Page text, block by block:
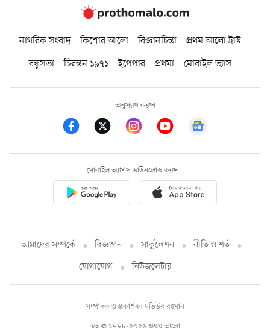
নাগরিক সংবাদ কিশোর আলো বিজ্ঞানচিন্তা
প্রথম আলো ট্রাস্ট
বন্ধুসভা
চিরন্তন ১৯৭১ ইপেপার প্রথমা মোবাইল ভ্যাস
অনুসরণ করুন
মোবাইল অ্যাপস ডাউনলোড করুন
আমাদের সম্পর্কে বিজ্ঞাপন সার্কুলেশন
নীতি ও শর্ত
যোগাযোগ
নিউজলেটার
সম্পাদক ও প্রকাশক: মতিউর রহমান